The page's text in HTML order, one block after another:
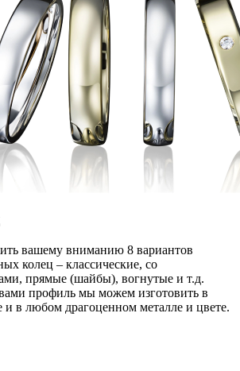
вашему вниманию 8 вариантов
колец – классические, со
прямые (шайбы), вогнутые и т.д.
профиль мы можем изготовить в
в любом драгоценном металле и цвете.